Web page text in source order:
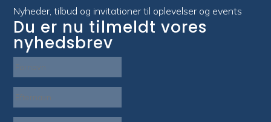
Nyheder, tilbud og invitationer til oplevelser og events
Du er nu tilmeldt vores
nyhedsbrev